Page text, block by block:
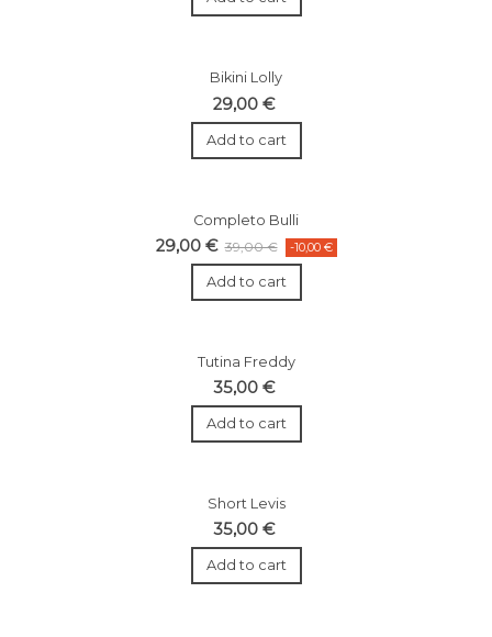
Bikini Lolly
29,00 €
Add to cart
Completo Bulli
29,00 € 39,00 € -10,00 €
Add to cart
Tutina Freddy
35,00 €
Add to cart
Short Levis
35,00 €
Add to cart